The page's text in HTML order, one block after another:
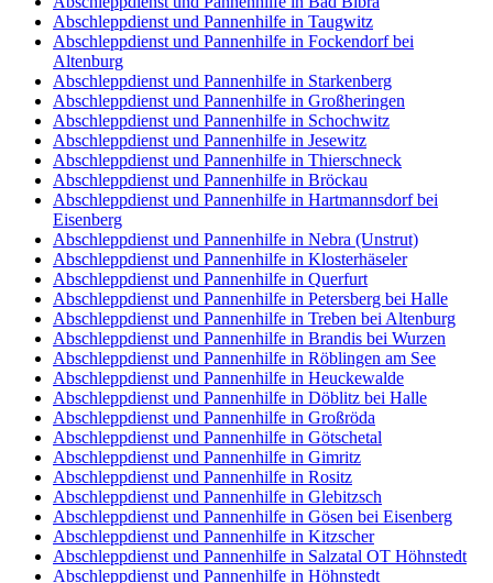
Abschleppdienst und Pannenhilfe in Taugwitz
Abschleppdienst und Pannenhilfe in Fockendorf bei
Altenburg
Abschleppdienst und Pannenhilfe in Starkenberg
Abschleppdienst und Pannenhilfe in Großheringen
Abschleppdienst und Pannenhilfe in Schochwitz
Abschleppdienst und Pannenhilfe in Jesewitz
Abschleppdienst und Pannenhilfe in Thierschneck
Abschleppdienst und Pannenhilfe in Bröckau
Abschleppdienst und Pannenhilfe in Hartmannsdorf bei
Eisenberg
Abschleppdienst und Pannenhilfe in Nebra (Unstrut)
Abschleppdienst und Pannenhilfe in Klosterhäseler
Abschleppdienst und Pannenhilfe in Querfurt
Abschleppdienst und Pannenhilfe in Petersberg bei Halle
Abschleppdienst und Pannenhilfe in Treben bei Altenburg
Abschleppdienst und Pannenhilfe in Brandis bei Wurzen
Abschleppdienst und Pannenhilfe in Röblingen am See
Abschleppdienst und Pannenhilfe in Heuckewalde
Abschleppdienst und Pannenhilfe in Döblitz bei Halle
Abschleppdienst und Pannenhilfe in Großröda
Abschleppdienst und Pannenhilfe in Götschetal
Abschleppdienst und Pannenhilfe in Gimritz
Abschleppdienst und Pannenhilfe in Rositz
Abschleppdienst und Pannenhilfe in Glebitzsch
Abschleppdienst und Pannenhilfe in Gösen bei Eisenberg
Abschleppdienst und Pannenhilfe in Kitzscher
Abschleppdienst und Pannenhilfe in Salzatal OT Höhnstedt
Abschleppdienst und Pannenhilfe in Höhnstedt